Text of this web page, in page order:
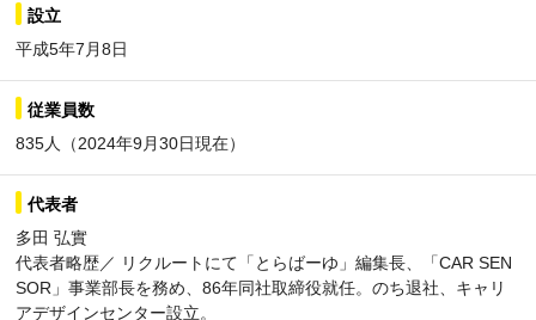
設立
平成5年7月8日
従業員数
835人（2024年9月30日現在）
代表者
多田 弘實
代表者略歴／ リクルートにて「とらばーゆ」編集長、「CAR SEN
SOR」事業部長を務め、86年同社取締役就任。のち退社、キャリ
アデザインセンター設立。